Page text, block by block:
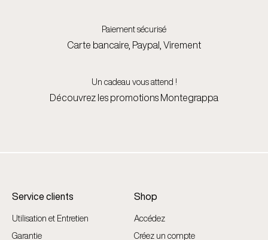
Paiement sécurisé
Carte bancaire, Paypal, Virement
Un cadeau vous attend !
Découvrez les promotions Montegrappa
Service clients
Utilisation et Entretien
Garantie
Shop
Accédez
Créez un compte